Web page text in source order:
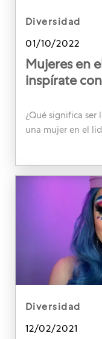
category
diversidad
Posted date
01/10/2022
Mujeres en
inspírate
¿Qué significa ser
una mujer en el
category
diversidad
Posted date
12/02/2021